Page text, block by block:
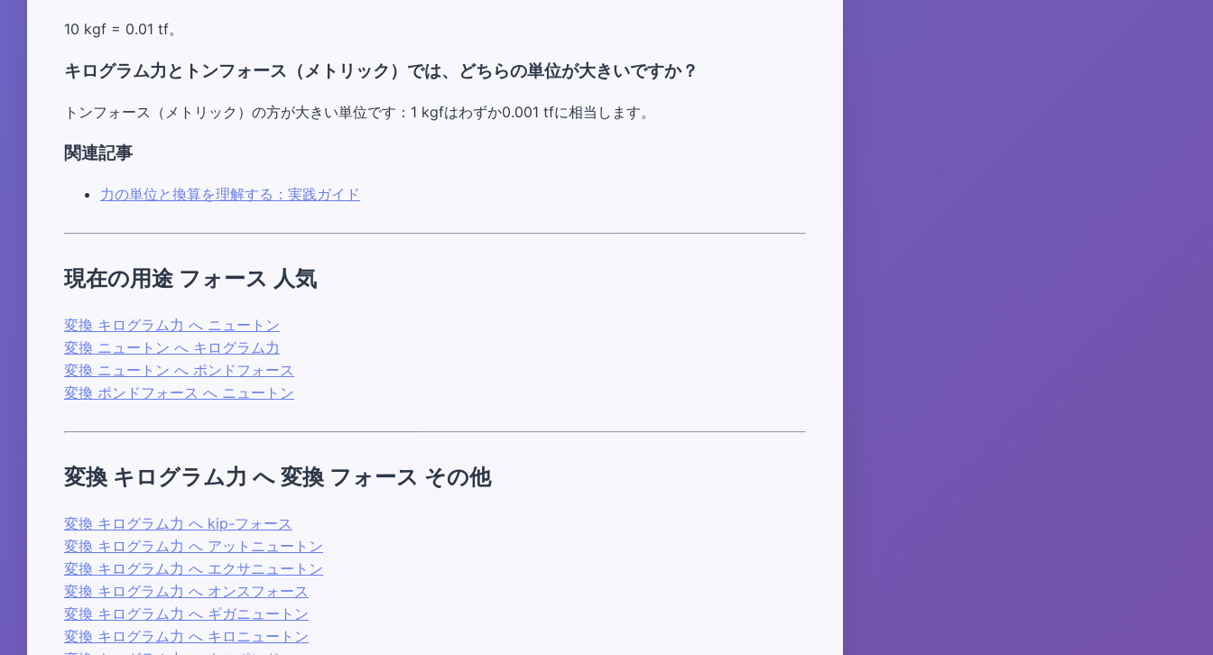
10 kgf = 0.01 tf。
キログラム力とトンフォース（メトリック）では、どちらの単位が大きいですか？
トンフォース（メトリック）の方が大きい単位です：1 kgfはわずか0.001 tfに相当します。
関連記事
力の単位と換算を理解する：実践ガイド
現在の用途 フォース 人気
変換 キログラム力 へ ニュートン
変換 ニュートン へ キログラム力
変換 ニュートン へ ポンドフォース
変換 ポンドフォース へ ニュートン
変換 キログラム力 へ 変換 フォース その他
変換 キログラム力 へ kip-フォース
変換 キログラム力 へ アットニュートン
変換 キログラム力 へ エクサニュートン
変換 キログラム力 へ オンスフォース
変換 キログラム力 へ ギガニュートン
変換 キログラム力 へ キロニュートン